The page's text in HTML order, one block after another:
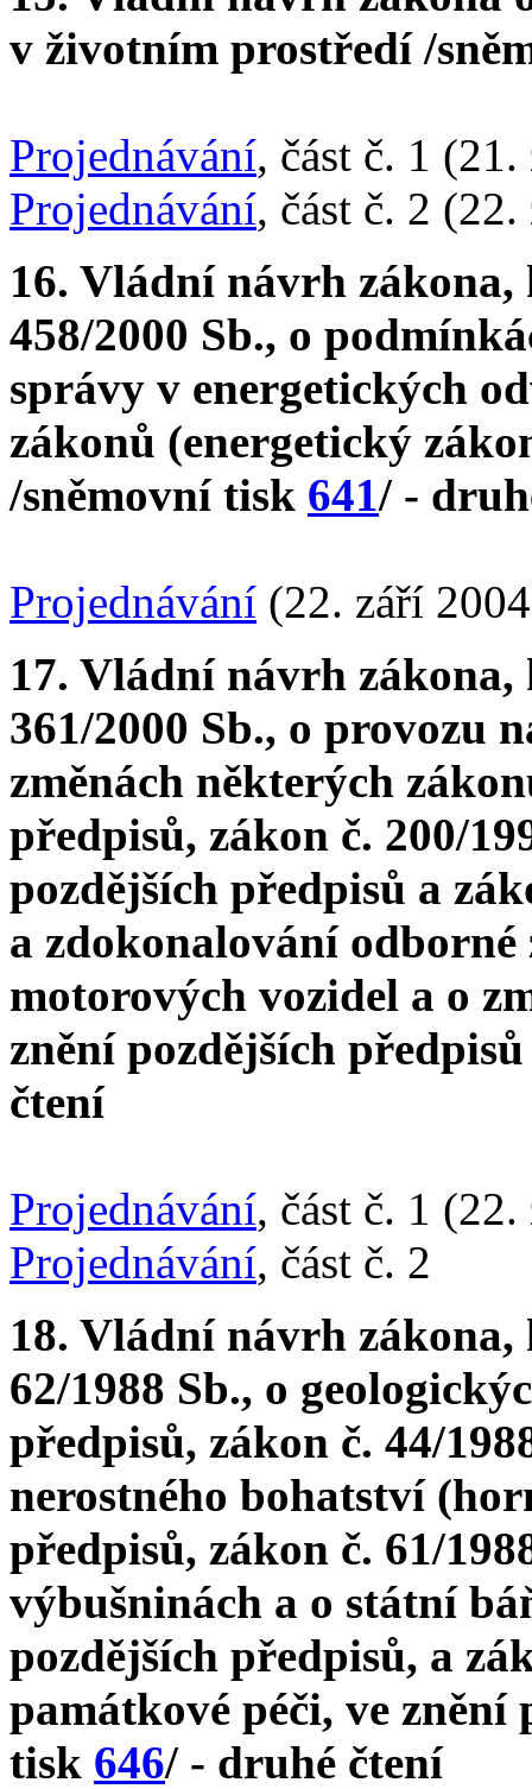
v životním prostředí /
Projednávání, část č. 1
Projednávání, část č. 2
16. Vládní návrh zákona,
458/2000 Sb., o
správy v energetických
zákonů (energetický
/sněmovní tisk 641/ -
Projednávání (22. září
17. Vládní návrh zákona,
361/2000 Sb., o provozu
změnách některých
předpisů, zákon č. 200/
pozdějších předpisů a
a zdokonalování
motorových vozidel a o
znění pozdějších
čtení
Projednávání, část č. 1
Projednávání, část č. 2
18. Vládní návrh zákona,
62/1988 Sb., o
předpisů, zákon č. 44/
nerostného bohatství
předpisů, zákon č. 61/
výbušninách a o státní
pozdějších předpisů, a
památkové péči, ve znění
tisk 646/ - druhé čtení